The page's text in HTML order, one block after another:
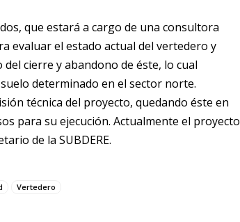
que estará a cargo de una consultora
evaluar el estado actual del vertedero y
cierre y abandono de éste, lo cual
determinado en el sector norte.
técnica del proyecto, quedando éste en
para su ejecución. Actualmente el proyecto
de la SUBDERE.
Vertedero